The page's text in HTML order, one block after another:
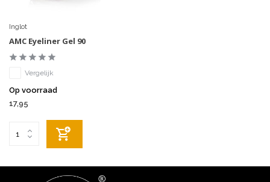
Inglot
AMC Eyeliner Gel 90
Vergelijk
Op voorraad
17,95